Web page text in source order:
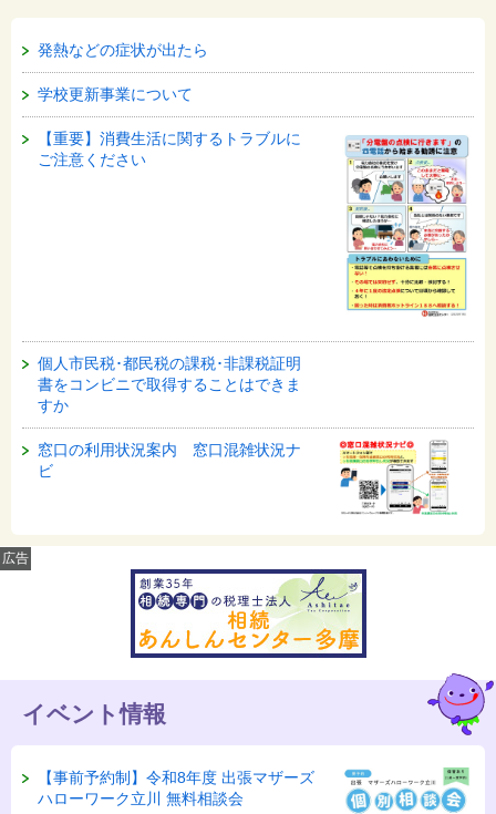
発熱などの症状が出たら
学校更新事業について
【重要】消費生活に関するトラブルに
ご注意ください
個人市民税･都民税の課税･非課税証明
書をコンビニで取得することはできま
すか
窓口の利用状況案内 窓口混雑状況ナ
ビ
広告
イベント情報
【事前予約制】令和8年度 出張マザーズ
ハローワーク立川 無料相談会